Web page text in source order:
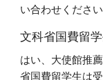
い合わせください
文科省国費留
はい、大使館推
省国費留学生は